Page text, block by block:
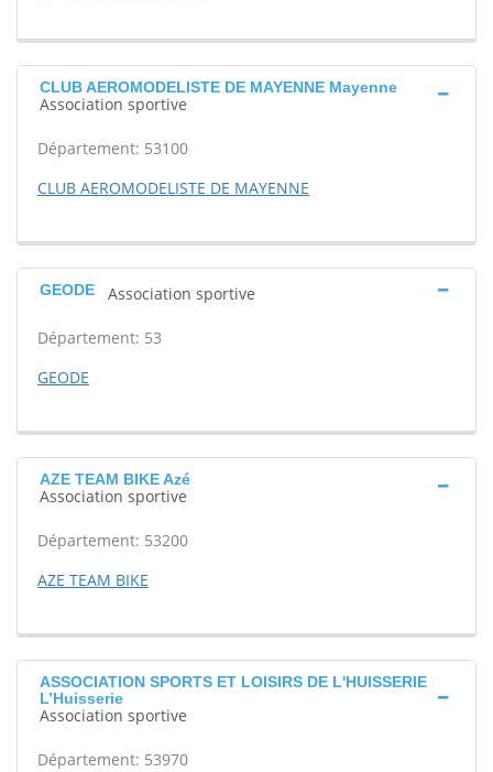
CLUB AEROMODELISTE DE MAYENNE Mayenne
Association sportive
Département: 53100
CLUB AEROMODELISTE DE MAYENNE
GEODE Association sportive
Département: 53
GEODE
AZE TEAM BIKE Azé
Association sportive
Département: 53200
AZE TEAM BIKE
ASSOCIATION SPORTS ET LOISIRS DE L'HUISSERIE
L’Huisserie
Association sportive
Département: 53970